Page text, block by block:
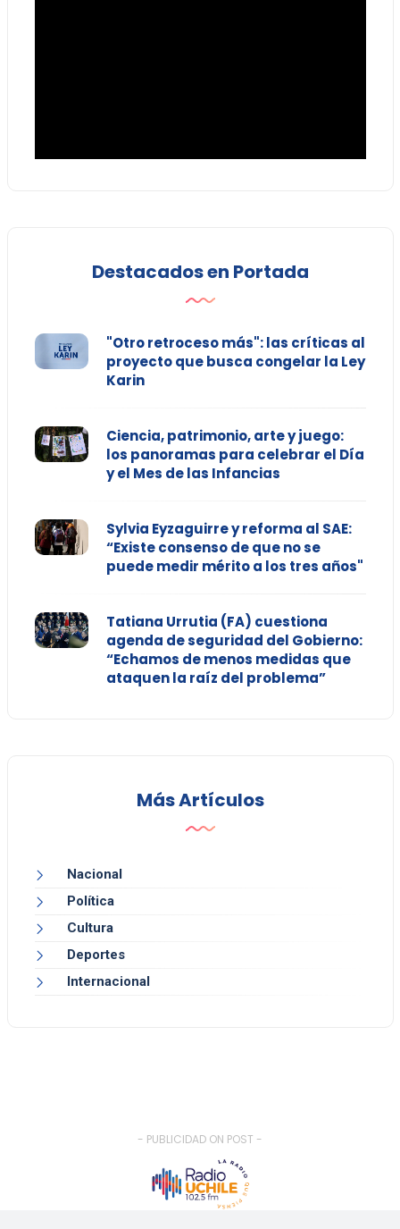
Destacados en Portada
"Otro retroceso más": las críticas al
proyecto que busca congelar la Ley
Karin
Ciencia, patrimonio, arte y juego:
los panoramas para celebrar el Día
y el Mes de las Infancias
Sylvia Eyzaguirre y reforma al SAE:
“Existe consenso de que no se
puede medir mérito a los tres años"
Tatiana Urrutia (FA) cuestiona
agenda de seguridad del Gobierno:
“Echamos de menos medidas que
ataquen la raíz del problema”
Más Artículos
Nacional
Política
Cultura
Deportes
Internacional
- PUBLICIDAD ON POST -